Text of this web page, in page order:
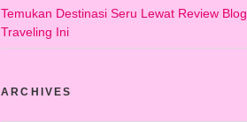
Temukan Destinasi Seru Lewat Review Blog
Traveling Ini
ARCHIVES